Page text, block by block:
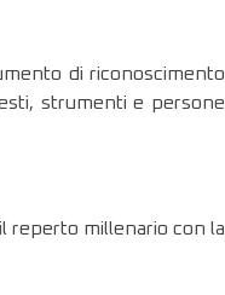
di riconoscimento
strumenti e persone
reperto millenario con la